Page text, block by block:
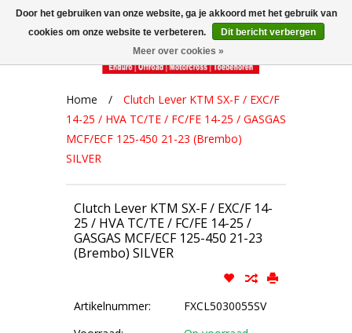
Home /
Clutch Lever KTM SX-F / EXC/F
14-25 / HVA TC/TE / FC/FE 14-25 / GASGAS
MCF/ECF 125-450 21-23 (Brembo)
SILVER
Clutch Lever KTM SX-F / EXC/F 14-
25 / HVA TC/TE / FC/FE 14-25 /
GASGAS MCF/ECF 125-450 21-23
(Brembo) SILVER
Artikelnummer:
FXCL5030055SV
Door het gebruiken van onze website, ga je akkoord met het gebruik van
cookies om onze website te verbeteren.
Dit bericht verbergen
Meer over cookies »